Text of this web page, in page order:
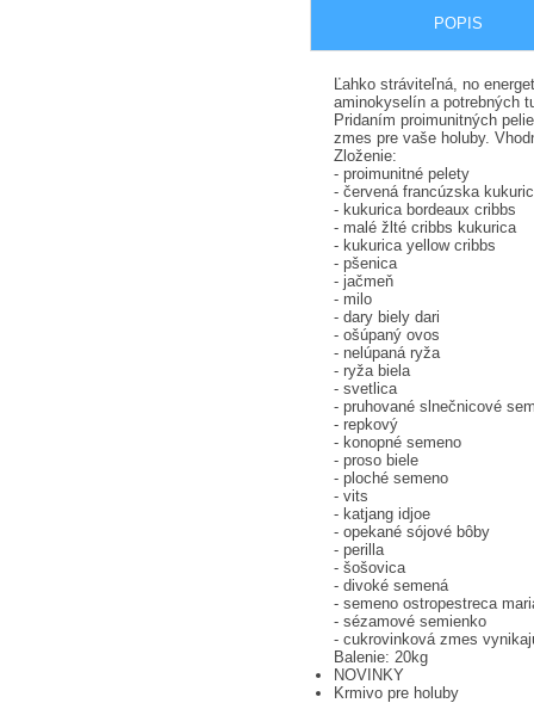
POPIS
Ľahko stráviteľná, no
aminokyselín a potrebných
Pridaním proimunitných
zmes pre vaše holuby.
Zloženie:
- proimunitné pelety
- červená francúzska
- kukurica bordeaux cribbs
- malé žlté cribbs kukurica
- kukurica yellow cribbs
- pšenica
- jačmeň
- milo
- dary biely dari
- ošúpaný ovos
- nelúpaná ryža
- ryža biela
- svetlica
- pruhované slnečnicové
- repkový
- konopné semeno
- proso biele
- ploché semeno
- vits
- katjang idjoe
- opekané sójové bôby
- perilla
- šošovica
- divoké semená
- semeno ostropestreca
- sézamové semienko
- cukrovinková zmes
Balenie: 20kg
NOVINKY
Krmivo pre holuby